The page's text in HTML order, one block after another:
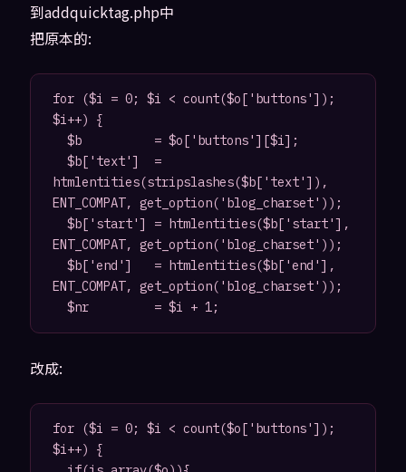
到addquicktag.php中
把原本的:
for ($i = 0; $i < count($o['buttons']);
$i++) {
htmlentities(stripslashes($b['text']),
ENT_COMPAT, get_option('blog_charset'));
ENT_COMPAT, get_option('blog_charset'));
ENT_COMPAT, get_option('blog_charset'));
改成:
for ($i = 0; $i < count($o['buttons']);
$i++) {